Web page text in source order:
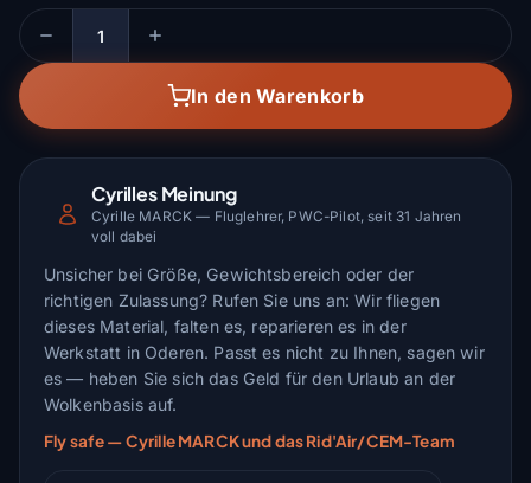
Menge
In den Warenkorb
Cyrilles Meinung
Cyrille MARCK — Fluglehrer, PWC-Pilot, seit 31 Jahren
voll dabei
Unsicher bei Größe, Gewichtsbereich oder der
richtigen Zulassung? Rufen Sie uns an: Wir fliegen
dieses Material, falten es, reparieren es in der
Werkstatt in Oderen. Passt es nicht zu Ihnen, sagen wir
es — heben Sie sich das Geld für den Urlaub an der
Wolkenbasis auf.
Fly safe — Cyrille MARCK und das Rid'Air/CEM-Team